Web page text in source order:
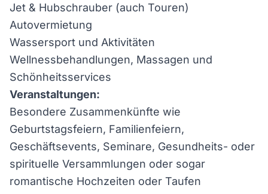
Jet & Hubschrauber (auch Touren)
Autovermietung
Wassersport und Aktivitäten
Wellnessbehandlungen, Massagen und
Schönheitsservices
Veranstaltungen:
Besondere Zusammenkünfte wie
Geburtstagsfeiern, Familienfeiern,
Geschäftsevents, Seminare, Gesundheits- oder
spirituelle Versammlungen oder sogar
romantische Hochzeiten oder Taufen